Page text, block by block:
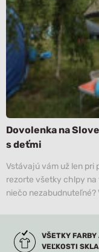
Dovolenka na
s deťmi
Vstávajú vám už len pri
rezorte všetky chlpy na
niečo nezabudnuteľné?
VŠETKY FARBY
VEĽKOSTI